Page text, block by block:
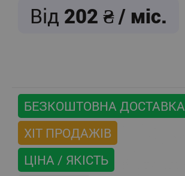
Від 202 / міс.
БЕЗКОШТОВНА ДОСТАВКА
ХІТ ПРОДАЖІВ
ЦІНА / ЯКІСТЬ